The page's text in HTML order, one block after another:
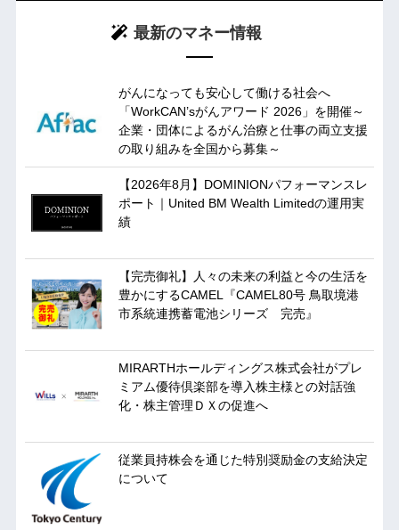
最新のマネー情報
がんになっても安心して働ける社会へ
「WorkCAN’sがんアワード 2026」を開催～
企業・団体によるがん治療と仕事の両立支援
の取り組みを全国から募集～
【2026年8月】DOMINIONパフォーマンスレ
ポート｜United BM Wealth Limitedの運用実
績
【完売御礼】人々の未来の利益と今の生活を
豊かにするCAMEL『CAMEL80号 鳥取境港
市系統連携蓄電池シリーズ 完売』
MIRARTHホールディングス株式会社がプレ
ミアム優待倶楽部を導入株主様との対話強
化・株主管理ＤＸの促進へ
従業員持株会を通じた特別奨励金の支給決定
について